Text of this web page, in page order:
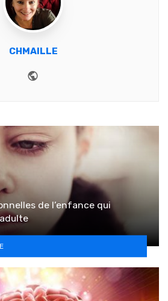
CHMAILLE
de l’enfance qui